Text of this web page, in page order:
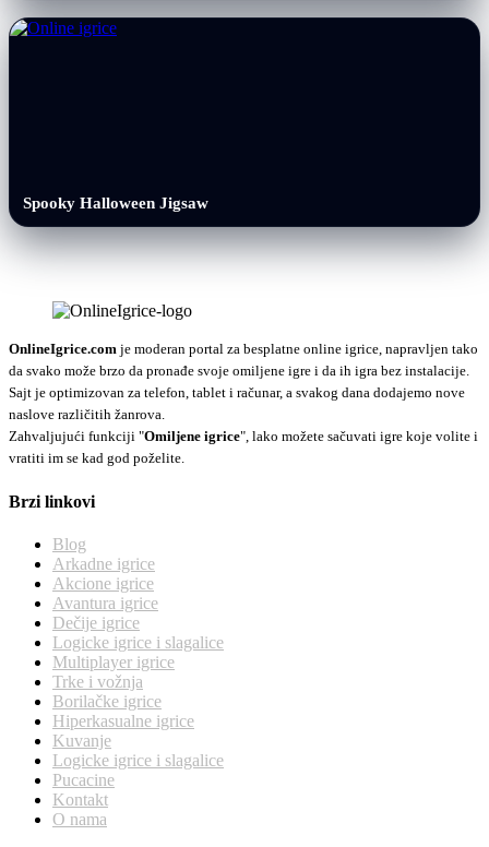
Spooky Halloween Jigsaw
OnlineIgrice.com je moderan portal za besplatne online igrice, napravljen tako
da svako može brzo da pronađe svoje omiljene igre i da ih igra bez instalacije.
Sajt je optimizovan za telefon, tablet i računar, a svakog dana dodajemo nove
naslove različitih žanrova.
Zahvaljujući funkciji "Omiljene igrice", lako možete sačuvati igre koje volite i
vratiti im se kad god poželite.
Brzi linkovi
Blog
Arkadne igrice
Akcione igrice
Avantura igrice
Dečije igrice
Logicke igrice i slagalice
Multiplayer igrice
Trke i vožnja
Borilačke igrice
Hiperkasualne igrice
Kuvanje
Logicke igrice i slagalice
Pucacine
Kontakt
O nama